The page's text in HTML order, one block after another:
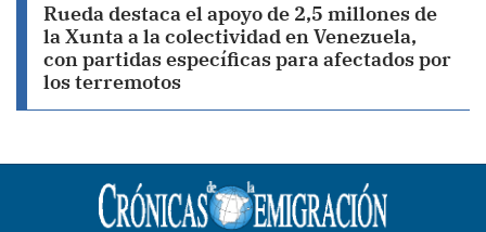
Rueda destaca el apoyo de 2,5 millones de
la Xunta a la colectividad en Venezuela,
con partidas específicas para afectados por
los terremotos